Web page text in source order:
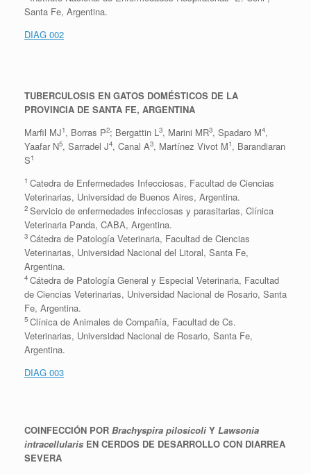
Santa Fe, Argentina.
DIAG 002
TUBERCULOSIS EN GATOS DOMÉSTICOS DE LA
PROVINCIA DE SANTA FE, ARGENTINA
Marfil MJ1, Borras P2; Bergattin L 3, Marini MR3, Spadaro M4,
Yaafar N5, Sarradel J4, Canal A3, Martínez Vivot M1, Barandiaran
S1
1 Catedra de Enfermedades Infecciosas, Facultad de Ciencias
Veterinarias, Universidad de Buenos Aires, Argentina.
2 Servicio de enfermedades infecciosas y parasitarias, Clínica
Veterinaria Panda, CABA, Argentina.
3 Cátedra de Patología Veterinaria, Facultad de Ciencias
Veterinarias, Universidad Nacional del Litoral, Santa Fe,
Argentina.
4 Cátedra de Patología General y Especial Veterinaria, Facultad
de Ciencias Veterinarias, Universidad Nacional de Rosario, Santa
Fe, Argentina.
5 Clínica de Animales de Compañía, Facultad de Cs.
Veterinarias, Universidad Nacional de Rosario, Santa Fe,
Argentina.
DIAG 003
COINFECCIÓN POR Brachyspira pilosicoli Y Lawsonia
intracellularis EN CERDOS DE DESARROLLO CON DIARREA
SEVERA